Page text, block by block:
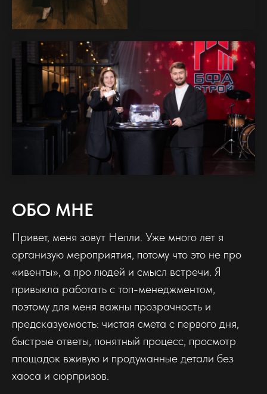
ОБО МНЕ
Привет, меня зовут Нелли. Уже много лет я
организую мероприятия, потому что это не про
«ивенты», а про людей и смысл встречи. Я
привыкла работать с топ-менеджментом,
поэтому для меня важны прозрачность и
предсказуемость: чистая смета с первого дня,
быстрые ответы, понятный процесс, просмотр
площадок вживую и продуманные детали без
хаоса и сюрпризов.